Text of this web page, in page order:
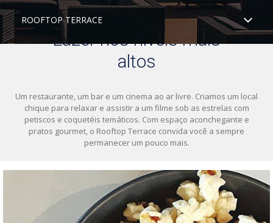
Costa Cruzeiros
The Ritz-Carlton Yacht Collection
Cruzeiros Internacionais
ROOFTOP TERRACE
Lazer nos níveis mais
altos
Um restaurante, um bar e um cinema ao ar livre. Criamos um local
chique para relaxar e assistir a um filme sob as estrelas com
petiscos e coquetéis temáticos. Com espaço aconchegante e
pratos gourmet, o Rooftop Terrace convida você a sempre
permanecer um pouco mais.